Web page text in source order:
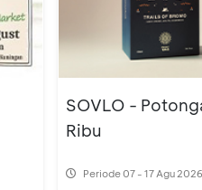
SOVLO -
Ribu
Periode07 - 17 Agu 2026